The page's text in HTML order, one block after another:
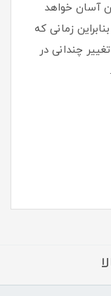
آسان خواهد
زمانی که
چندانی در